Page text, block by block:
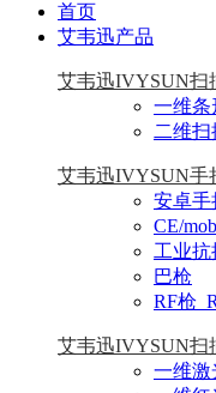
首页
艾韦迅产品
艾韦迅IVYSUN扫
一维条
二维扫
艾韦迅IVYSUN手
安卓手
CE/
工业抗
巴枪
RF枪
艾韦迅IVYSUN扫
一维激